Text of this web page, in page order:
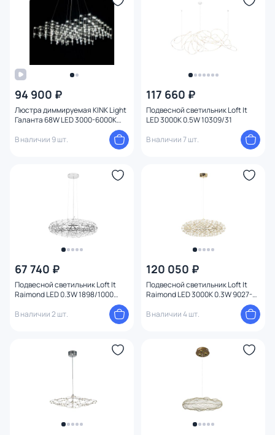
94 900 ₽
Люстра диммируемая KINK Light
Галанта 68W LED 3000-6000К
07887-A,02(21)
В наличии 9 шт.
117 660 ₽
Подвесной светильник Loft It
LED 3000K 0.5W 10309/31
В наличии 7 шт.
67 740 ₽
Подвесной светильник Loft It
Raimond LED 0.3W 1898/1000
В наличии 2 шт.
120 050 ₽
Подвесной светильник Loft It
Raimond LED 3000K 0.3W 9027-75
В наличии 4 шт.